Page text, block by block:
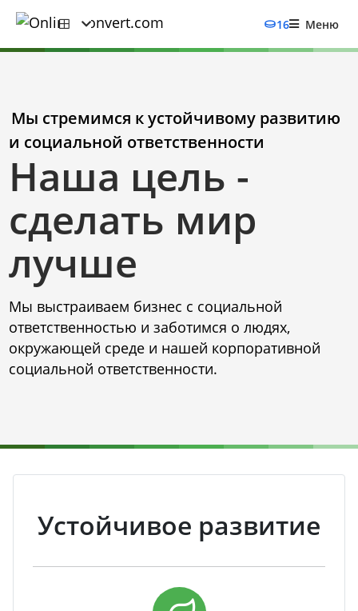
16 Меню
Мы стремимся к устойчивому развитию
и социальной ответственности
Наша цель -
сделать мир
лучше
Мы выстраиваем бизнес с социальной
ответственностью и заботимся о людях,
окружающей среде и нашей корпоративной
социальной ответственности.
Устойчивое развитие